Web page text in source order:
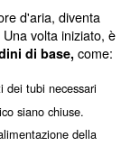
di più sulla
come funziona
e oil-free.